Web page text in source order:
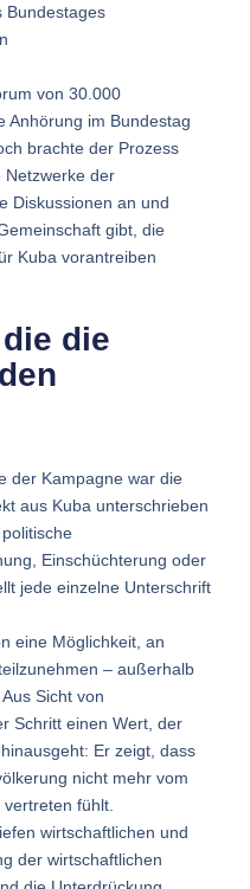
Bundestages
von 30.000
Anhörung im Bundestag
brachte der Prozess
Netzwerke der
Diskussionen an und
gibt, die
Kuba vorantreiben
die
der Kampagne war die
aus Kuba unterschrieben
Einschüchterung oder
jede einzelne Unterschrift
eine Möglichkeit, an
– außerhalb
Sicht von
Schritt einen Wert, der
Er zeigt, dass
nicht mehr vom
fühlt.
wirtschaftlichen und
der wirtschaftlichen